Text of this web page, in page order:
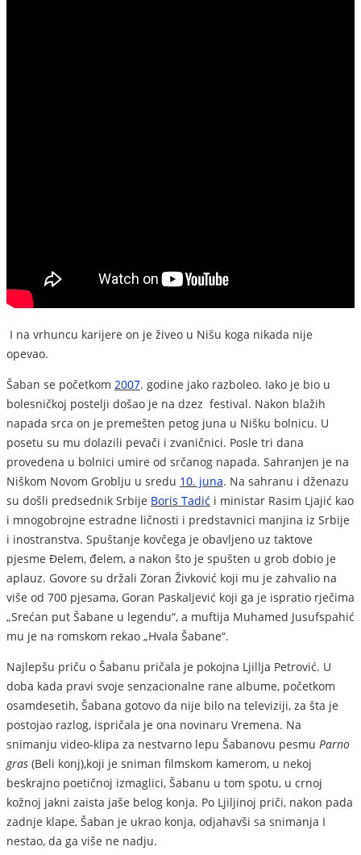
I na vrhuncu karijere on je živeo u Nišu koga nikada nije
opevao.
Šaban se početkom 2007. godine jako razboleo. Iako je bio u
bolesničkoj postelji došao je na dzez festival. Nakon blažih
napada srca on je premešten petog juna u Nišku bolnicu. U
posetu su mu dolazili pevači i zvaničnici. Posle tri dana
provedena u bolnici umire od srčanog napada. Sahranjen je na
Niškom Novom Groblju u sredu 10. juna. Na sahranu i dženazu
su došli predsednik Srbije Boris Tadić i ministar Rasim Ljajić kao
i mnogobrojne estradne ličnosti i predstavnici manjina iz Srbije
i inostranstva. Spuštanje kovčega je obavljeno uz taktove
pjesme Đelem, đelem, a nakon što je spušten u grob dobio je
aplauz. Govore su držali Zoran Živković koji mu je zahvalio na
više od 700 pjesama, Goran Paskaljević koji ga je ispratio rječima
„Srećan put Šabane u legendu“, a muftija Muhamed Jusufspahić
mu je na romskom rekao „Hvala Šabane“.
Najlepšu priču o Šabanu pričala je pokojna Ljillja Petrović. U
doba kada pravi svoje senzacionalne rane albume, početkom
osamdesetih, Šabana gotovo da nije bilo na televiziji, za šta je
postojao razlog, ispričala je ona novinaru Vremena. Na
snimanju video-klipa za nestvarno lepu Šabanovu pesmu Parno
gras (Beli konj),koji je sniman filmskom kamerom, u nekoj
beskrajno poetičnoj izmaglici, Šabanu u tom spotu, u crnoj
kožnoj jakni zaista jaše belog konja. Po Ljiljinoj priči, nakon pada
zadnje klape, Šaban je ukrao konja, odjahavši sa snimanja I
nestao, da ga više ne nadju.